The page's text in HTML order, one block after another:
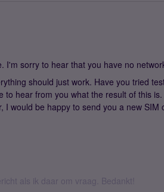
I'm sorry to hear that you have no
should just work. Have you tried
to hear from you what the result of this
I would be happy to send you a new SIM
als ik daar om vraag. Bedankt!